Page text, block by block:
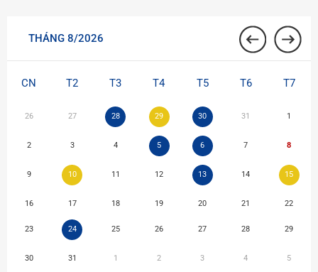
THÁNG 8/2026
CN T2 T3 T4 T5 T6 T7
26 27 28 29 30 31 1
2 3 4 5 6 7 8
9 10 11 12 13 14 15
16 17 18 19 20 21 22
23 24 25 26 27 28 29
30 31 1 2 3 4 5